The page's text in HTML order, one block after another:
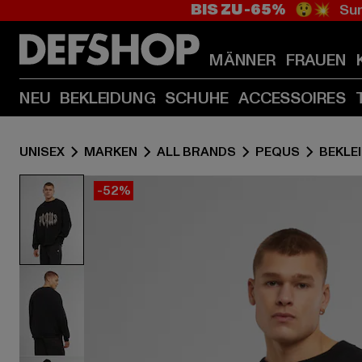
BIS ZU -65% 😲💥
MÄNNER FRAUEN
NEU BEKLEIDUNG SCHUHE ACCESSOIRES
UNISEX MARKEN ALL BRANDS PEQUS
-52%